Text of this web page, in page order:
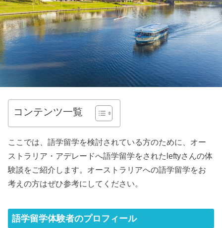
コンテンツ一覧
ここでは、語学留学を検討されている方のために、オー
ストラリア・アデレードへ語学留学をされたleftyさんの体
験談をご紹介します。オーストラリアへの語学留学をお
考えの方はぜひ参考にしてください。
語学留学体験者のプロフィール